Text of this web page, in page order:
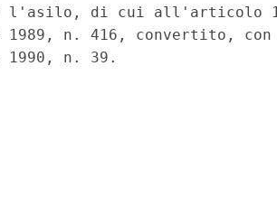
l'asilo, di cui all'articolo 1-
1989, n. 416, convertito,